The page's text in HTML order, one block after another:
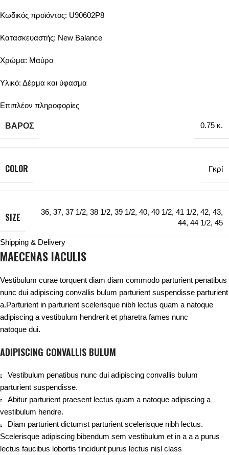
Κωδικός προϊόντος: U90602P8
Κατασκευαστής: New Balance
Χρώμα: Μαύρο
Υλικό: Δέρμα και ύφασμα
Επιπλέον πληροφορίες
ΒΆΡΟΣ 0.75 κ.
COLOR Γκρί
SIZE 36, 37, 37 1/2, 38 1/2, 39 1/2, 40, 40 1/2, 41 1/2, 42, 43,
44, 44 1/2, 45
Shipping & Delivery
MAECENAS IACULIS
Vestibulum curae torquent diam diam commodo parturient penatibus
nunc dui adipiscing convallis bulum parturient suspendisse parturient
a.Parturient in parturient scelerisque nibh lectus quam a natoque
adipiscing a vestibulum hendrerit et pharetra fames nunc
natoque dui.
ADIPISCING CONVALLIS BULUM
Vestibulum penatibus nunc dui adipiscing convallis bulum
parturient suspendisse.
Abitur parturient praesent lectus quam a natoque adipiscing a
vestibulum hendre.
Diam parturient dictumst parturient scelerisque nibh lectus.
Scelerisque adipiscing bibendum sem vestibulum et in a a a purus
lectus faucibus lobortis tincidunt purus lectus nisl class